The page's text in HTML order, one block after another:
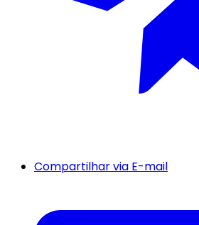
Compartilhar via E-mail